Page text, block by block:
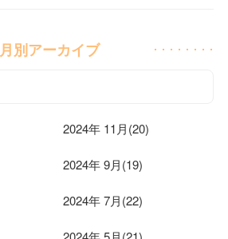
月別アーカイブ
2024年 11月(20)
2024年 9月(19)
2024年 7月(22)